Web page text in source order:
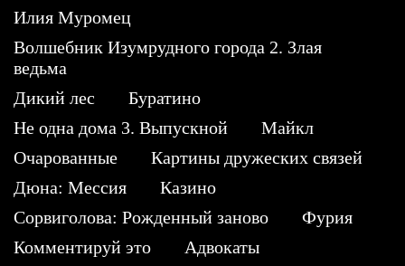
Илия Муромец
Волшебник Изумрудного города 2. Злая
ведьма
Дикий лес
Буратино
Не одна дома 3. Выпускной
Майкл
Очарованные
Картины дружеских связей
Дюна: Мессия
Казино
Сорвиголова: Рожденный заново
Фурия
Комментируй это
Адвокаты